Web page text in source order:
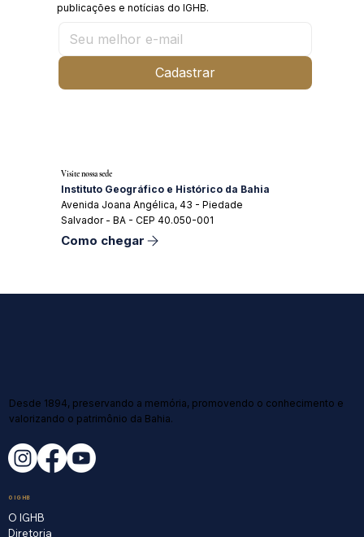
publicações e notícias do IGHB.
Cadastrar
Visite nossa sede
Instituto Geográfico e Histórico da Bahia
Avenida Joana Angélica, 43 - Piedade
Salvador - BA - CEP 40.050-001
Como chegar
Desde 1894, preservando a memória, promovendo o conhecimento e
valorizando o patrimônio da Bahia.
O IGHB
O IGHB
Diretoria